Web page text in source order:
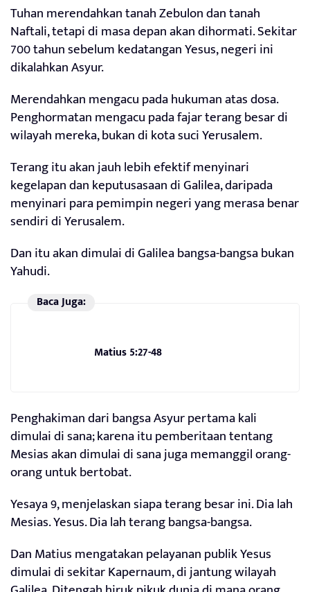
Tuhan merendahkan tanah Zebulon dan tanah
Naftali, tetapi di masa depan akan dihormati. Sekitar
700 tahun sebelum kedatangan Yesus, negeri ini
dikalahkan Asyur.
Merendahkan mengacu pada hukuman atas dosa.
Penghormatan mengacu pada fajar terang besar di
wilayah mereka, bukan di kota suci Yerusalem.
Terang itu akan jauh lebih efektif menyinari
kegelapan dan keputusasaan di Galilea, daripada
menyinari para pemimpin negeri yang merasa benar
sendiri di Yerusalem.
Dan itu akan dimulai di Galilea bangsa-bangsa bukan
Yahudi.
Baca Juga:
Matius 5:27-48
Penghakiman dari bangsa Asyur pertama kali
dimulai di sana; karena itu pemberitaan tentang
Mesias akan dimulai di sana juga memanggil orang-
orang untuk bertobat.
Yesaya 9, menjelaskan siapa terang besar ini. Dia lah
Mesias. Yesus. Dia lah terang bangsa-bangsa.
Dan Matius mengatakan pelayanan publik Yesus
dimulai di sekitar Kapernaum, di jantung wilayah